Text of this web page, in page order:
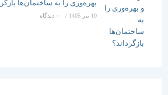
بهره‌وری را به ساختمان‌ها بازگرداند؟
/ ۰ دیدگاه